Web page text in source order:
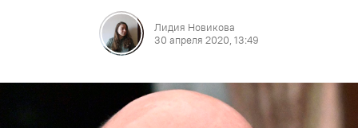
Лидия Новикова
30 апреля 2020, 13:49